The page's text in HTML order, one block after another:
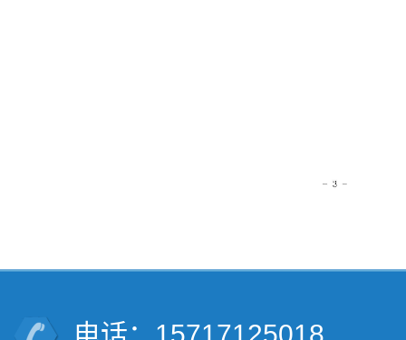
电话：15717125018